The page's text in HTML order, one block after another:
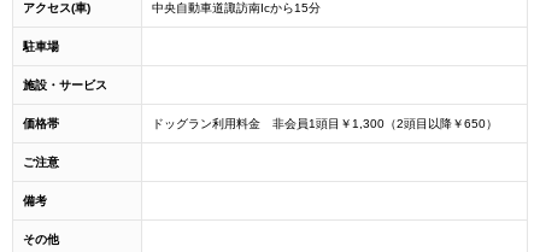
アクセス(車) 中央自動車道諏訪南Icから15分
駐車場
施設・サービス
価格帯 ドッグラン利用料金 非会員1頭目￥1,300（2頭目以降￥650）
ご注意
備考
その他